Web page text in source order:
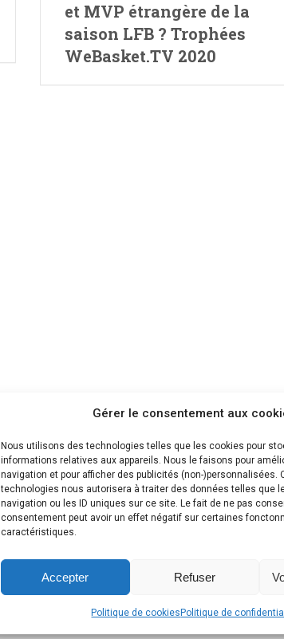
Gérer le consentement aux
Nous utilisons des technologies telles que les cookies pour
informations relatives aux appareils. Nous le faisons pour
navigation et pour afficher des publicités (non-)personnalisées.
technologies nous autorisera à traiter des données telles que
navigation ou les ID uniques sur ce site. Le fait de ne pas
consentement peut avoir un effet négatif sur certaines
caractéristiques.
Accepter Refuser
Politique de cookies Politique de
et MVP étrangère de la
saison LFB ? Trophées
WeBasket.TV 2020